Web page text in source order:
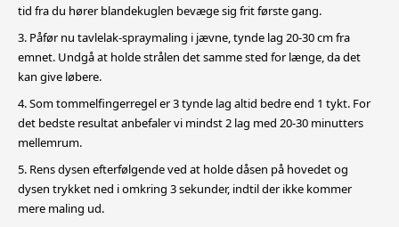
tid fra du hører blandekuglen bevæge sig frit første gang.
3. Påfør nu tavlelak-spraymaling i jævne, tynde lag 20-30 cm fra
emnet. Undgå at holde strålen det samme sted for længe, da det
kan give løbere.
4. Som tommelfingerregel er 3 tynde lag altid bedre end 1 tykt. For
det bedste resultat anbefaler vi mindst 2 lag med 20-30 minutters
mellemrum.
5. Rens dysen efterfølgende ved at holde dåsen på hovedet og
dysen trykket ned i omkring 3 sekunder, indtil der ikke kommer
mere maling ud.